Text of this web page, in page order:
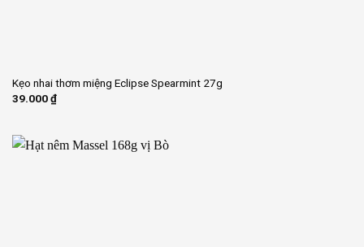
Kẹo nhai thơm miệng Eclipse Spearmint 27g
39.000₫